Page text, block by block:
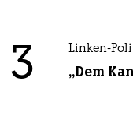
3 Linken-
„Dem